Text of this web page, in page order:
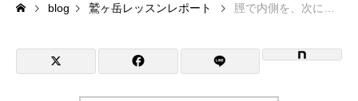
各会場の集合場所
スキー場から選ぶ Ski Area
blog 鷲ヶ岳レッスンレポート 脛で内側を、次に正面を、そして外側を・・山足の外側潰しの感覚で切り換えしをしたら回り易い！？2026/2/22鷲ヶ岳コブレッスンレポート